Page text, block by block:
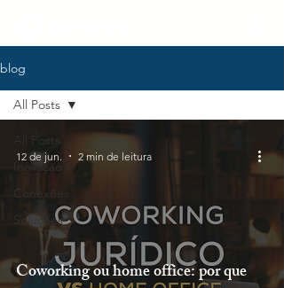
blog
All Posts
Inovação
Conexões
Soluções
All Posts
Coworking ou home office: por que
12 de jun. 2 min de leitura